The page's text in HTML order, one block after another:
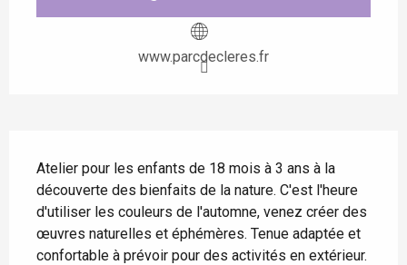
www.parcdecleres.fr
Atelier pour les enfants de 18 mois à 3 ans à la
découverte des bienfaits de la nature. C'est l'heure
d'utiliser les couleurs de l'automne, venez créer des
œuvres naturelles et éphémères. Tenue adaptée et
confortable à prévoir pour des activités en extérieur.